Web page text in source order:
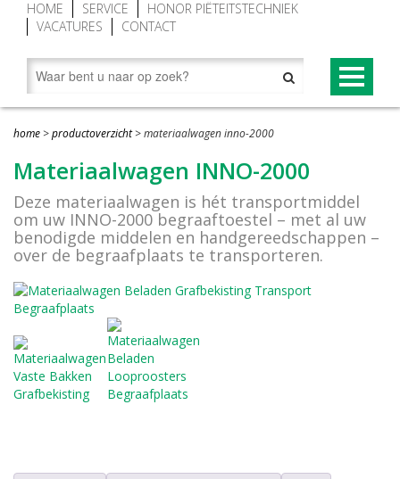
HOME SERVICE
HONOR PIËTEITSTECHNIEK
VACATURES
CONTACT
PRODUCTEN
Grafgroenraam
Grafbekisting aluminium
Looproosters (grafomranding)
Grafafdekkingen
Vorstafdekdekens
Grondopslagcontainer
Baren en overledenentransport
NOVUM®-XV premium begraaftoestel
Baarwagen NOVUM®
Lessenaar (spreekgestoelte) NOVUM®
Novum grafafdekking in kleur geanodiseerd
NOVUM bekisting met Hout-Look
home >productoverzicht>materiaalwagen inno-2000
Materiaalwagen INNO-2000
Deze materiaalwagen is hét transportmiddel
om uw INNO-2000 begraaftoestel – met al uw
benodigde middelen en handgereedschappen –
over de begraafplaats te transporteren.